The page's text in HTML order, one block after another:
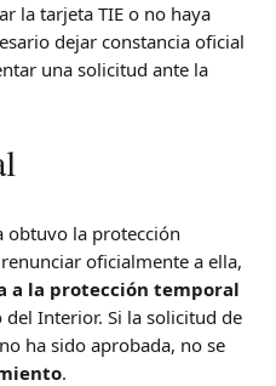
la tarjeta TIE o no haya
dejar constancia oficial
una solicitud ante la
obtuvo la protección
oficialmente a ella,
a la protección temporal
Interior. Si la solicitud de
ha sido aprobada, no se
.